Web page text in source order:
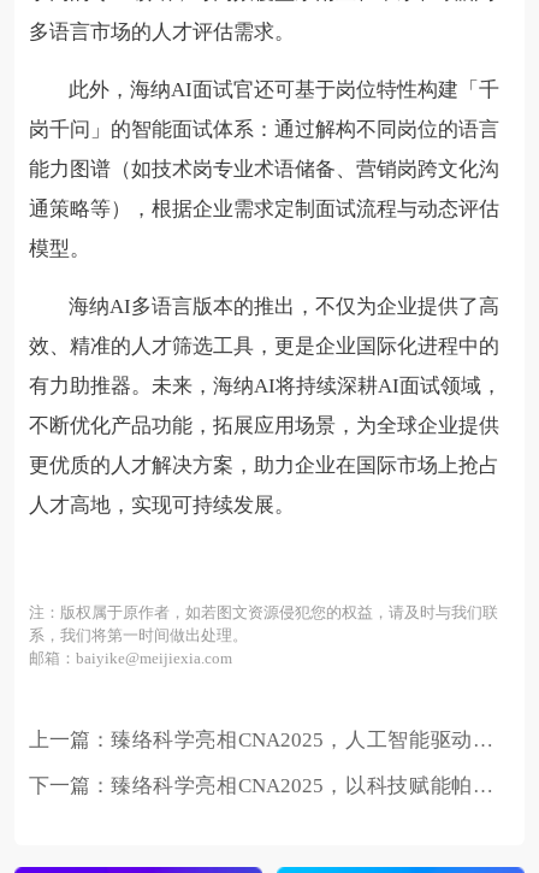
多语言市场的人才评估需求。
此外，海纳AI面试官还可基于岗位特性构建「千
岗千问」的智能面试体系：通过解构不同岗位的语言
能力图谱（如技术岗专业术语储备、营销岗跨文化沟
通策略等），根据企业需求定制面试流程与动态评估
模型。
海纳AI多语言版本的推出，不仅为企业提供了高
效、精准的人才筛选工具，更是企业国际化进程中的
有力助推器。未来，海纳AI将持续深耕AI面试领域，
不断优化产品功能，拓展应用场景，为全球企业提供
更优质的人才解决方案，助力企业在国际市场上抢占
人才高地，实现可持续发展。
注：版权属于原作者，如若图文资源侵犯您的权益，请及时与我们联
系，我们将第一时间做出处理。
邮箱：baiyike@meijiexia.com
上一篇： 臻络科学亮相CNA2025，人工智能驱动下
下一篇： 臻络科学亮相CNA2025，以科技赋能帕金